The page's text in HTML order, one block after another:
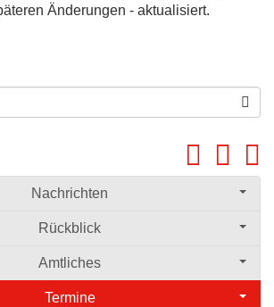
Änderungen - aktualisiert.
Nachrichten
Rückblick
Amtliches
Termine